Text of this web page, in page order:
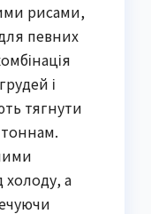
рисами,
певних
і
тягнути
тоннам.
а